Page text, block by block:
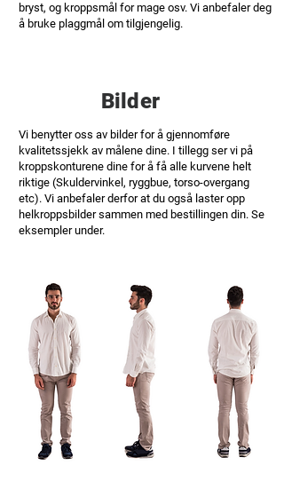
bryst, og kroppsmål for mage osv. Vi anbefaler deg
å bruke plaggmål om tilgjengelig.
Bilder
Vi benytter oss av bilder for å gjennomføre
kvalitetssjekk av målene dine. I tillegg ser vi på
kroppskonturene dine for å få alle kurvene helt
riktige (Skuldervinkel, ryggbue, torso-overgang
etc). Vi anbefaler derfor at du også laster opp
helkroppsbilder sammen med bestillingen din. Se
eksempler under.